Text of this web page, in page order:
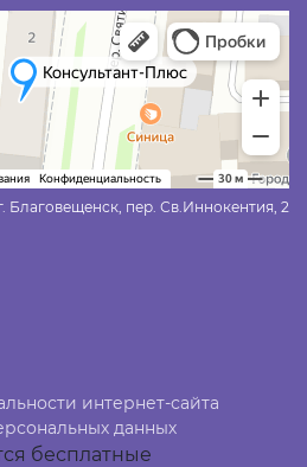
Благовещенск, пер. Св.Иннокентия, 2
интернет-сайта
данных
бесплатные